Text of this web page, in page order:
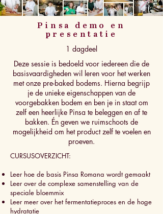
Pinsa demo en
presentatie
1 dagdeel
Deze sessie is bedoeld voor iedereen die de
basisvaardigheden wil leren voor het werken
met onze pre-baked bodems. Hierna begrijp
je de unieke eigenschappen van de
voorgebakken bodem en ben je in staat om
zelf een heerlijke Pinsa te beleggen en af te
bakken. Én geven we ruimschoots de
mogelijkheid om het product zelf te voelen en
proeven.
CURSUSOVERZICHT:
Leer hoe de basis Pinsa Romana wordt gemaakt
Leer over de complexe samenstelling van de
speciale bloemmix
Leer meer over het fermentatieproces en de hoge
hydratatie